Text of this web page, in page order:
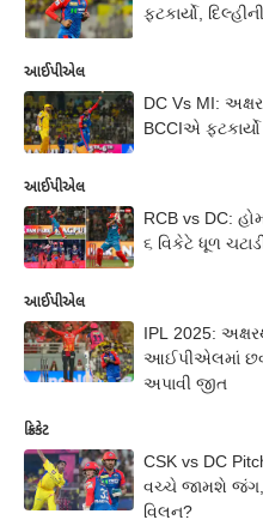
ફટકાર્યો,
આઈપીએલ
DC Vs MI:
BCCIએ
આઈપીએલ
RCB vs DC:
૬ વિકેટે ધૂળ
આઈપીએલ
IPL 2025:
આઈપીએલમાં
અપાવી જીત
ક્રિકેટ
CSK vs DC
વચ્ચે જામશે જંગ,
વિલન?